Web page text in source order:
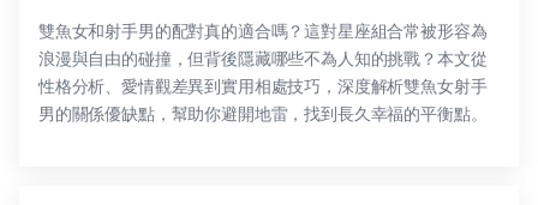
雙魚女和射手男的配對真的適合嗎？這對星座組合常被形容為
浪漫與自由的碰撞，但背後隱藏哪些不為人知的挑戰？本文從
性格分析、愛情觀差異到實用相處技巧，深度解析雙魚女射手
男的關係優缺點，幫助你避開地雷，找到長久幸福的平衡點。